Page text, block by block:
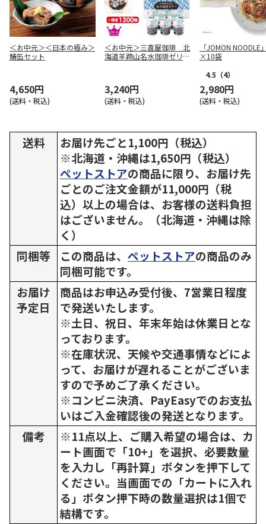
＜お中元＞＜日本の極み＞
鯖缶セット
4,650円
(送料・税込)
＜お中元＞三喜屋珈琲 北
海道羊蹄山名水珈琲ゼリー
3,240円
(送料・税込)
「JOMON NOODLE
×10袋
4.5 （4）
2,980円
(送料・税込)
送料
お届け先ごと1,100円（税込）
※北海道・沖縄は1,650円（税込）
ペットストアの商品に限り、お届け先
ごとのご注文金額が11,000円（税
込）以上の場合は、お客様の送料負担
はございません。（北海道・沖縄は除
く）
同梱等
この商品は、 ペットストアの商品のみ
同梱可能です。
お届け
予定日
商品はお申込み受付後、7営業日程度
で発送いたします。
※土日、祝日、年末年始は休業日とな
っております。
※在庫状況、天候や交通事情などによ
って、お届けが遅れることがございま
すので予めご了承ください。
※コンビニ決済、PayEasyでのお支払
いはご入金確認後の発送となります。
備考
※11点以上、ご購入希望の場合は、カ
ート画面で「10+」を選択、必要数量
を入力し「再計算」ボタンを押下して
ください。当画面での「カートに入れ
る」ボタン押下時の数量選択は1個で
結構です。